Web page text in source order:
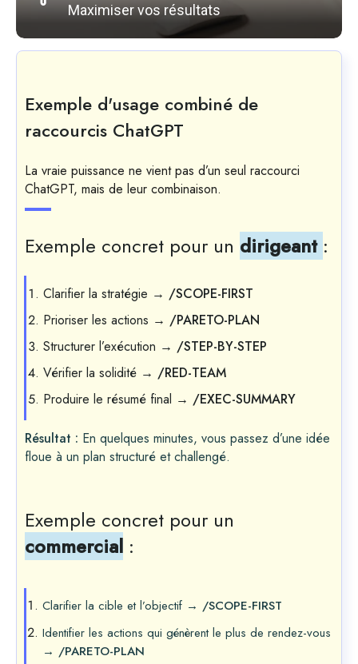
Maximiser vos résultats
Exemple d'usage combiné de
raccourcis ChatGPT
La vraie puissance ne vient pas d’un seul raccourci
ChatGPT, mais de leur combinaison.
Exemple concret pour un dirigeant :
Clarifier la stratégie → /SCOPE-FIRST
Prioriser les actions → /PARETO-PLAN
Structurer l’exécution → /STEP-BY-STEP
Vérifier la solidité → /RED-TEAM
Produire le résumé final → /EXEC-SUMMARY
Résultat : En quelques minutes, vous passez d’une idée
floue à un plan structuré et challengé.
Exemple concret pour un
commercial :
Clarifier la cible et l’objectif → /SCOPE-FIRST
Identifier les actions qui génèrent le plus de rendez-vous
→ /PARETO-PLAN